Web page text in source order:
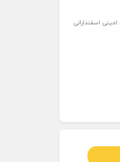
اسفندارانی